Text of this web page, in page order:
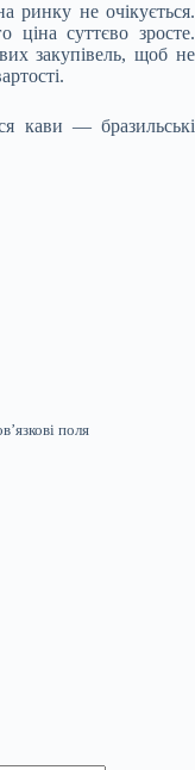
ринку не очікується.
ціна суттєво зросте.
закупівель, щоб не
кави — бразильські
поля